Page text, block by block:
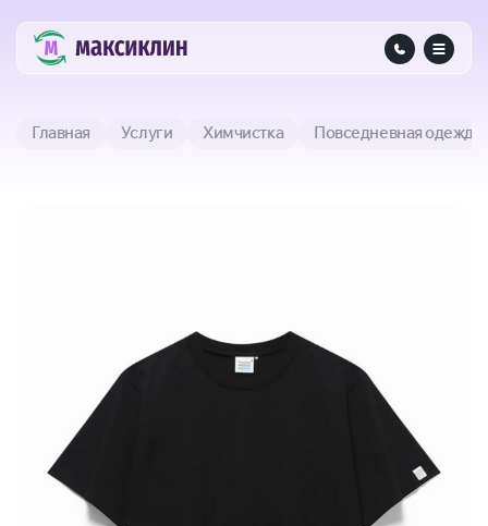
Главная Услуги Химчистка Повседневная одежда